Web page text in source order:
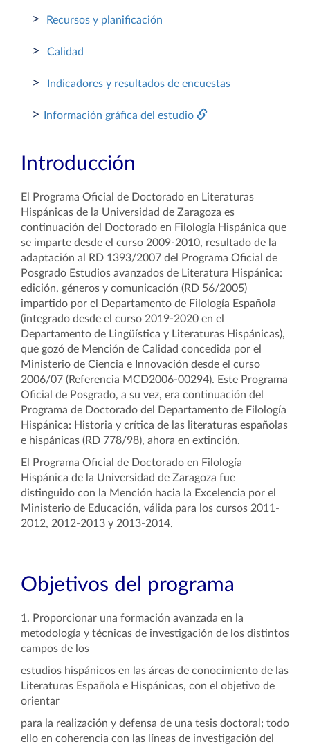
> Recursos y planificación
> Calidad
> Indicadores y resultados de encuestas
> Información gráfica del estudio
Introducción
El Programa Oficial de Doctorado en Literaturas
Hispánicas de la Universidad de Zaragoza es
continuación del Doctorado en Filología Hispánica que
se imparte desde el curso 2009-2010, resultado de la
adaptación al RD 1393/2007 del Programa Oficial de
Posgrado Estudios avanzados de Literatura Hispánica:
edición, géneros y comunicación (RD 56/2005)
impartido por el Departamento de Filología Española
(integrado desde el curso 2019-2020 en el
Departamento de Lingüística y Literaturas Hispánicas),
que gozó de Mención de Calidad concedida por el
Ministerio de Ciencia e Innovación desde el curso
2006/07 (Referencia MCD2006-00294). Este Programa
Oficial de Posgrado, a su vez, era continuación del
Programa de Doctorado del Departamento de Filología
Hispánica: Historia y crítica de las literaturas españolas
e hispánicas (RD 778/98), ahora en extinción.
El Programa Oficial de Doctorado en Filología
Hispánica de la Universidad de Zaragoza fue
distinguido con la Mención hacia la Excelencia por el
Ministerio de Educación, válida para los cursos 2011-
2012, 2012-2013 y 2013-2014.
Objetivos del programa
1. Proporcionar una formación avanzada en la
metodología y técnicas de investigación de los distintos
campos de los
estudios hispánicos en las áreas de conocimiento de las
Literaturas Española e Hispánicas, con el objetivo de
orientar
para la realización y defensa de una tesis doctoral; todo
ello en coherencia con las líneas de investigación del